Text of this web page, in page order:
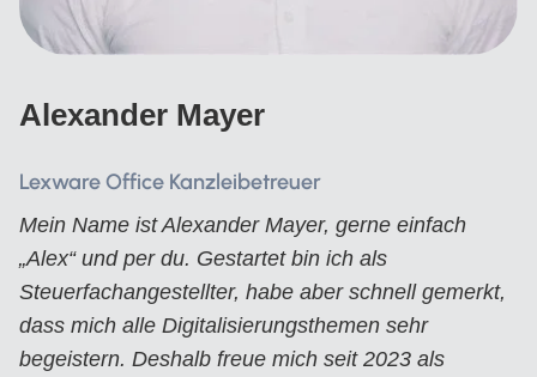
Alexander Mayer
Lexware Office Kanzleibetreuer
Mein Name ist Alexander Mayer, gerne einfach
„Alex“ und per du. Gestartet bin ich als
Steuerfachangestellter, habe aber schnell gemerkt,
dass mich alle Digitalisierungsthemen sehr
begeistern. Deshalb freue mich seit 2023 als